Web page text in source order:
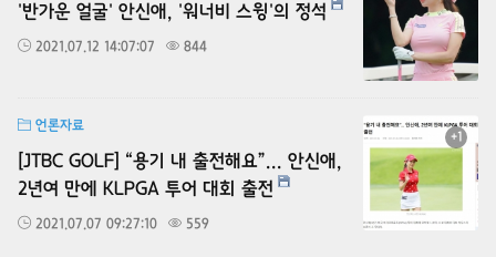
'반가운 얼굴' 안신애, '워너비 스윙'의 정석
2021.07.12 14:07:07 844
언론자료
[JTBC GOLF] “용기 내 출전해요”... 안신애,
2년여 만에 KLPGA 투어 대회 출전
2021.07.07 09:27:10 559
+1